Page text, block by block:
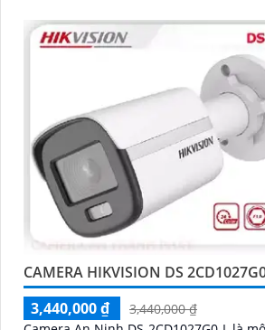
CAMERA HIKVISION DS
3,440,000 ₫
3,440,000 ₫